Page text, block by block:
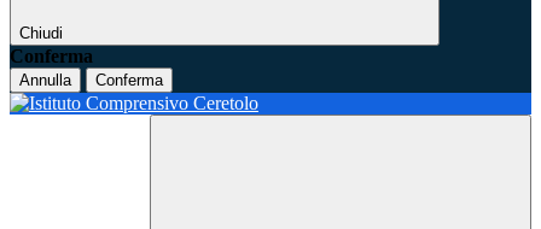
Chiudi
Conferma
Annulla Conferma